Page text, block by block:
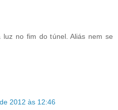
no fim do túnel. Aliás nem se
2012 às 12:46